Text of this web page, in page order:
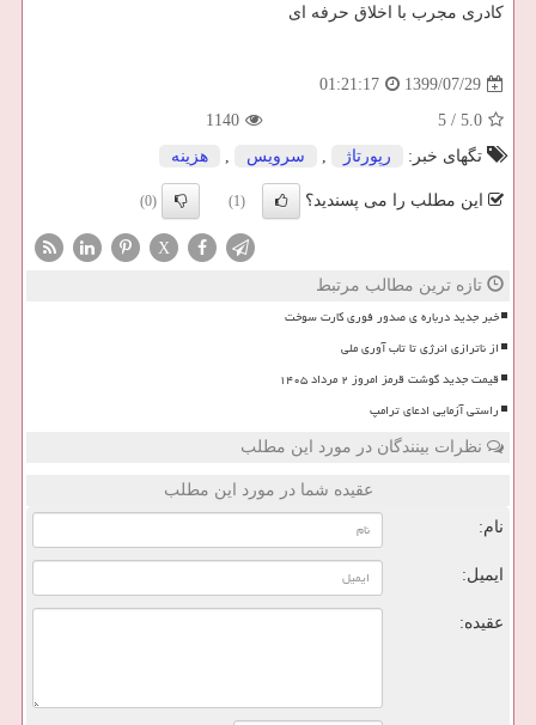
کادری مجرب با اخلاق حرفه ای
1399/07/29
01:21:17
5.0
/
5
1140
تگهای خبر:
رپورتاژ , سرویس , هزینه
این مطلب را می پسندید؟ (1)
(0)
X
تازه ترین مطالب مرتبط
خبر جدید درباره ی صدور فوری کارت سوخت
از ناترازی انرژی تا تاب آوری ملی
قیمت جدید گوشت قرمز امروز ۲ مرداد ۱۴۰۵
راستی آزمایی ادعای ترامپ
نظرات بینندگان در مورد این مطلب
عقیده شما در مورد این مطلب
نام:
ایمیل:
عقیده: